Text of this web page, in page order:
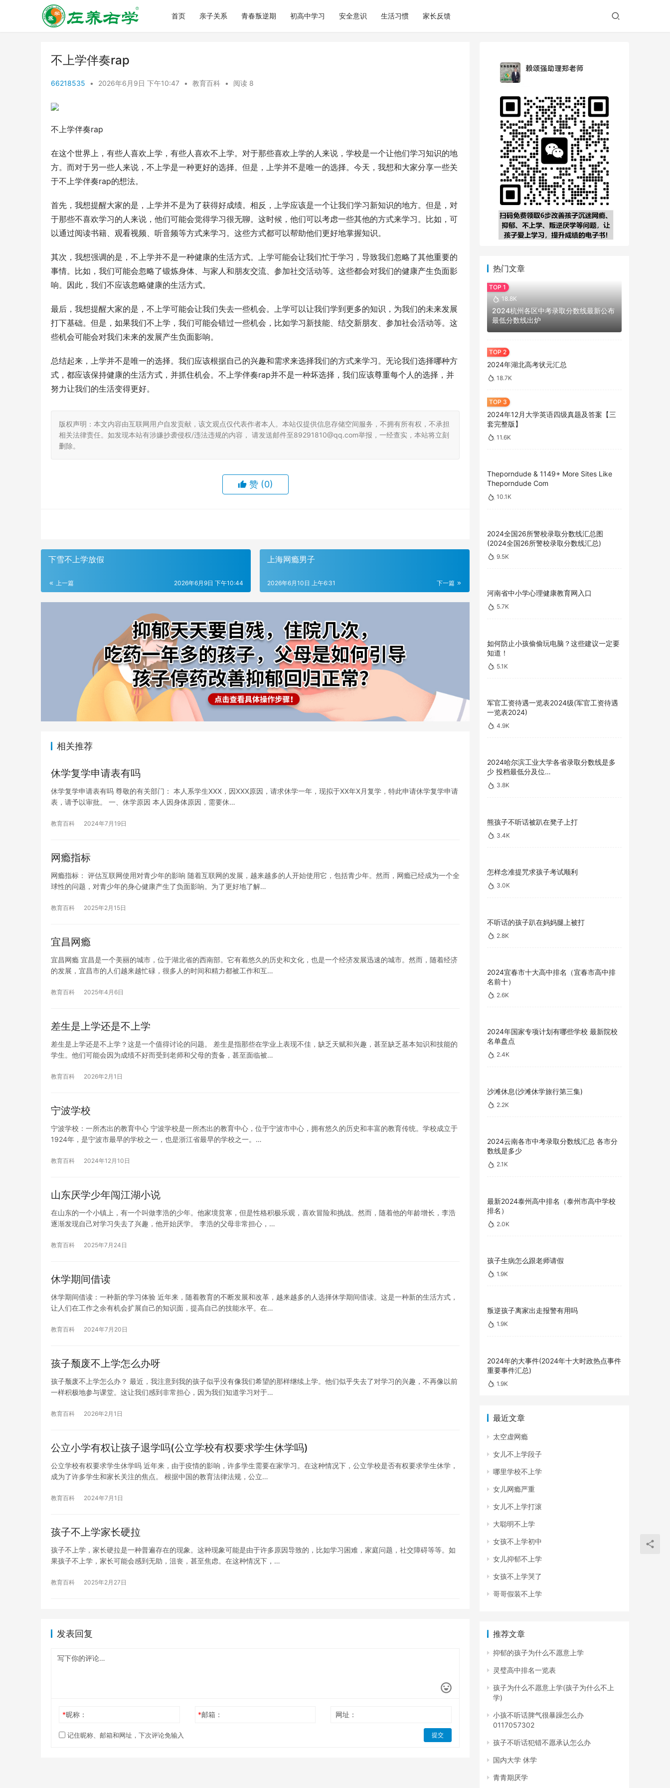
首页 亲子关系 青春叛逆期 初高中学习 安全意识 生活习惯 家长反馈
不上学伴奏rap
66218535 • 2026年6月9日 下午10:47 • 教育百科 • 阅读 8
不上学伴奏rap
在这个世界上，有些人喜欢上学，有些人喜欢不上学。对于那些喜欢上学的人来说，学校是一个让他们学习知识的地
方。而对于另一些人来说，不上学是一种更好的选择。但是，上学并不是唯一的选择。今天，我想和大家分享一些关
于不上学伴奏rap的想法。
首先，我想提醒大家的是，上学并不是为了获得好成绩。相反，上学应该是一个让我们学习新知识的地方。但是，对
于那些不喜欢学习的人来说，他们可能会觉得学习很无聊。这时候，他们可以考虑一些其他的方式来学习。比如，可
以通过阅读书籍、观看视频、听音频等方式来学习。这些方式都可以帮助他们更好地掌握知识。
其次，我想强调的是，不上学并不是一种健康的生活方式。上学可能会让我们忙于学习，导致我们忽略了其他重要的
事情。比如，我们可能会忽略了锻炼身体、与家人和朋友交流、参加社交活动等。这些都会对我们的健康产生负面影
响。因此，我们不应该忽略健康的生活方式。
最后，我想提醒大家的是，不上学可能会让我们失去一些机会。上学可以让我们学到更多的知识，为我们的未来发展
打下基础。但是，如果我们不上学，我们可能会错过一些机会，比如学习新技能、结交新朋友、参加社会活动等。这
些机会可能会对我们未来的发展产生负面影响。
总结起来，上学并不是唯一的选择。我们应该根据自己的兴趣和需求来选择我们的方式来学习。无论我们选择哪种方
式，都应该保持健康的生活方式，并抓住机会。不上学伴奏rap并不是一种坏选择，我们应该尊重每个人的选择，并
努力让我们的生活变得更好。
版权声明：本文内容由互联网用户自发贡献，该文观点仅代表作者本人。本站仅提供信息存储空间服务，不拥有所有权，不承担
相关法律责任。如发现本站有涉嫌抄袭侵权/违法违规的内容， 请发送邮件至89291810@qq.com举报，一经查实，本站将立刻
删除。
赞 (0)
下雪不上学放假
上一篇 2026年6月9日 下午10:44
上海网瘾男子
下一篇
2026年6月10日 上午6:31
相关推荐
休学复学申请表有吗
休学复学申请表有吗 尊敬的有关部门： 本人系学生XXX，因XXX原因，请求休学一年，现拟于XX年X月复学，特此申请休学复学申请
表，请予以审批。 一、休学原因 本人因身体原因，需要休…
教育百科 2024年7月19日
网瘾指标
网瘾指标： 评估互联网使用对青少年的影响 随着互联网的发展，越来越多的人开始使用它，包括青少年。然而，网瘾已经成为一个全
球性的问题，对青少年的身心健康产生了负面影响。为了更好地了解…
教育百科 2025年2月15日
宜昌网瘾
宜昌网瘾 宜昌是一个美丽的城市，位于湖北省的西南部。它有着悠久的历史和文化，也是一个经济发展迅速的城市。然而，随着经济
的发展，宜昌市的人们越来越忙碌，很多人的时间和精力都被工作和互…
教育百科 2025年4月6日
差生是上学还是不上学
差生是上学还是不上学？这是一个值得讨论的问题。 差生是指那些在学业上表现不佳，缺乏天赋和兴趣，甚至缺乏基本知识和技能的
学生。他们可能会因为成绩不好而受到老师和父母的责备，甚至面临被…
教育百科 2026年2月1日
宁波学校
宁波学校：一所杰出的教育中心 宁波学校是一所杰出的教育中心，位于宁波市中心，拥有悠久的历史和丰富的教育传统。学校成立于
1924年，是宁波市最早的学校之一，也是浙江省最早的学校之一。…
教育百科 2024年12月10日
山东厌学少年闯江湖小说
在山东的一个小镇上，有一个叫做李浩的少年。他家境贫寒，但是性格积极乐观，喜欢冒险和挑战。然而，随着他的年龄增长，李浩
逐渐发现自己对学习失去了兴趣，他开始厌学。 李浩的父母非常担心，…
教育百科 2025年7月24日
休学期间借读
休学期间借读：一种新的学习体验 近年来，随着教育的不断发展和改革，越来越多的人选择休学期间借读。这是一种新的生活方式，
让人们在工作之余有机会扩展自己的知识面，提高自己的技能水平。在…
教育百科 2024年7月20日
孩子颓废不上学怎么办呀
孩子颓废不上学怎么办？ 最近，我注意到我的孩子似乎没有像我们希望的那样继续上学。他们似乎失去了对学习的兴趣，不再像以前
一样积极地参与课堂。这让我们感到非常担心，因为我们知道学习对于…
教育百科 2026年2月1日
公立小学有权让孩子退学吗(公立学校有权要求学生休学吗)
公立学校有权要求学生休学吗 近年来，由于疫情的影响，许多学生需要在家学习。在这种情况下，公立学校是否有权要求学生休学，
成为了许多学生和家长关注的焦点。 根据中国的教育法律法规，公立…
教育百科 2024年7月1日
孩子不上学家长硬拉
孩子不上学，家长硬拉是一种普遍存在的现象。这种现象可能是由于许多原因导致的，比如学习困难，家庭问题，社交障碍等等。如
果孩子不上学，家长可能会感到无助，沮丧，甚至焦虑。在这种情况下，…
教育百科 2025年2月27日
发表回复
*昵称： *邮箱： 网址：
记住昵称、邮箱和网址，下次评论免输入 提交
热门文章
18.8K
2024杭州各区中考录取分数线最新公布
最低分数线出炉
2024年湖北高考状元汇总
18.7K
2024年12月大学英语四级真题及答案【三
套完整版】
11.6K
Theporndude & 1149+ More Sites Like
Theporndude Com
10.1K
2024全国26所警校录取分数线汇总图
(2024全国26所警校录取分数线汇总)
9.5K
河南省中小学心理健康教育网入口
5.7K
如何防止小孩偷偷玩电脑？这些建议一定要
知道！
5.1K
军官工资待遇一览表2024级(军官工资待遇
一览表2024)
4.9K
2024哈尔滨工业大学各省录取分数线是多
少 投档最低分及位…
3.8K
熊孩子不听话被趴在凳子上打
3.4K
怎样念准提咒求孩子考试顺利
3.0K
不听话的孩子趴在妈妈腿上被打
2.8K
2024宜春市十大高中排名（宜春市高中排
名前十）
2.6K
2024年国家专项计划有哪些学校 最新院校
名单盘点
2.4K
沙滩休息(沙滩休学旅行第三集)
2.2K
2024云南各市中考录取分数线汇总 各市分
数线是多少
2.1K
最新2024泰州高中排名（泰州市高中学校
排名）
2.0K
孩子生病怎么跟老师请假
1.9K
叛逆孩子离家出走报警有用吗
1.9K
2024年的大事件(2024年十大时政热点事件
重要事件汇总)
1.9K
最近文章
太空虚网瘾
女儿不上学段子
哪里学校不上学
女儿网瘾严重
女儿不上学打滚
大聪明不上学
女孩不上学初中
女儿抑郁不上学
女孩不上学哭了
哥哥假装不上学
推荐文章
抑郁的孩子为什么不愿意上学
灵璧高中排名一览表
孩子为什么不愿意上学(孩子为什么不上
学)
小孩不听话脾气很暴躁怎么办
0117057302
孩子不听话犯错不愿承认怎么办
国内大学 休学
青青期厌学